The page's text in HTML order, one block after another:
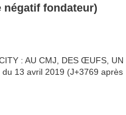
négatif fondateur)